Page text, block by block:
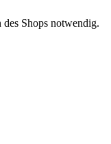
Shops notwendig.